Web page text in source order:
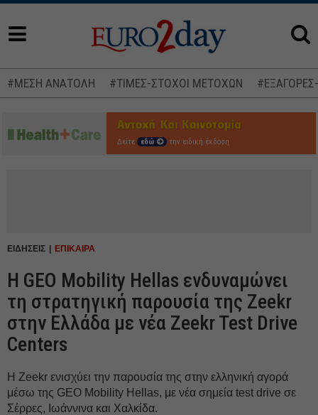
#ΜΕΣΗ ΑΝΑΤΟΛΗ #ΤΙΜΕΣ-ΣΤΟΧΟΙ ΜΕΤΟΧΩΝ
Δείτε εδώ την ειδική έκδοση
ΕΙΔΗΣΕΙΣ ΕΠΙΚΑΙΡΑ
Η GEO Mobility Hellas ενδυναμώνει
τη στρατηγική παρουσία της Zeekr
στην Ελλάδα με νέα Zeekr Test Drive
Centers
Η Zeekr ενισχύει την παρουσία της στην ελληνική αγορά
μέσω της GEO Mobility Hellas, με νέα σημεία test drive σε
Σέρρες, Ιωάννινα και Χαλκίδα.